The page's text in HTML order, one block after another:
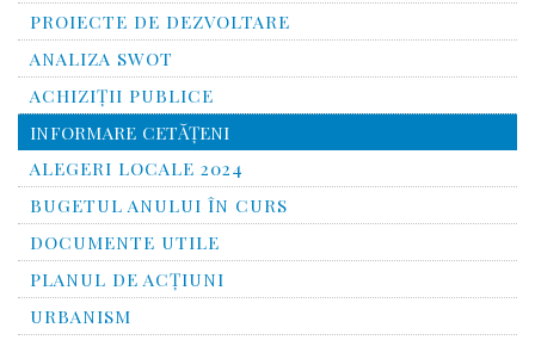
PROIECTE DE DEZVOLTARE
ANALIZA SWOT
ACHIZIȚII PUBLICE
INFORMARE CETĂŢENI
ALEGERI LOCALE 2024
BUGETUL ANULUI ÎN CURS
DOCUMENTE UTILE
PLANUL DE ACȚIUNI
URBANISM